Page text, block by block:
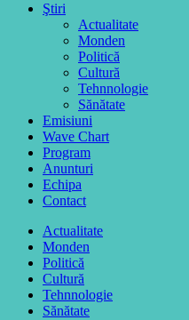
Ştiri
Actualitate
Monden
Politică
Cultură
Tehnnologie
Sănătate
Emisiuni
Wave Chart
Program
Anunturi
Echipa
Contact
Actualitate
Monden
Politică
Cultură
Tehnnologie
Sănătate